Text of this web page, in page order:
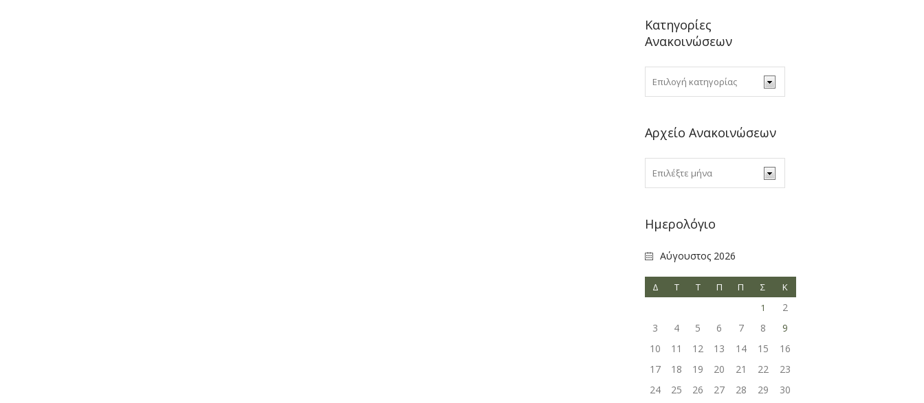
Κατηγορίες
Ανακοινώσεων
Αρχείο Ανακοινώσεων
Ημερολόγιο
Αύγουστος 2026
Δ Τ Τ Π Π Σ
Κ
1
2
3
4 5 6 7 8
9
10
11 12 13 14 15
16
17
18 19 20 21 22
23
24
25 26 27 28 29
30